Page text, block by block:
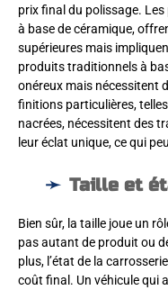
prix final du polissage.
à base de céramique,
supérieures mais
produits traditionnels à
onéreux mais nécessitent
finitions particulières,
nacrées, nécessitent des
leur éclat unique, ce qui
Taille et
Bien sûr, la taille joue un
pas autant de produit ou
plus, l’état de la
coût final. Un véhicule qui